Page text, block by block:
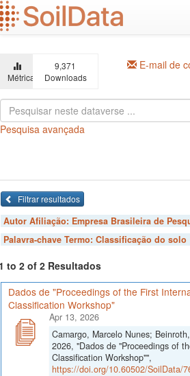
Ir
para
o
principal
Métricas
9,371
Downloads
E-mail de
Pesquisa avançada
Filtrar resultados
Autor Afiliação: Empresa Brasileira de
Palavra-chave Termo: Classificação do solo
to 2 of 2 Resultados
Dados de "Proceedings of the First
Classification Workshop"
Apr 13, 2026
Camargo, Marcelo Nunes;
2026, "Dados de "Proceedings of
Classification Workshop"",
https://doi.org/10.60502/SoilData/